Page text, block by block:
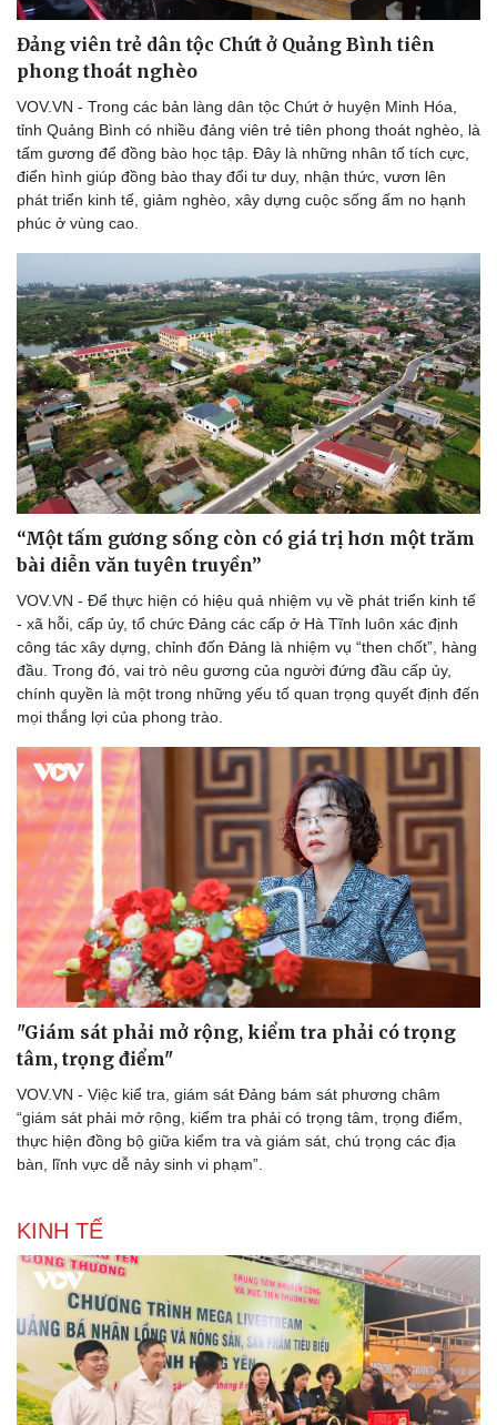
Thể thao
Bóng đá
Lịch thi đấu bóng đá
Thế giới thể thao
eSports
Hậu trường
Ô tô - Xe máy
Ô tô
Xe máy
Tư vấn
Đảng viên trẻ dân tộc Chứt ở Quảng Bình tiên
phong thoát nghèo
VOV.VN - Trong các bản làng dân tộc Chứt ở huyện Minh Hóa,
tỉnh Quảng Bình có nhiều đảng viên trẻ tiên phong thoát nghèo, là
tấm gương để đồng bào học tập. Đây là những nhân tố tích cực,
điển hình giúp đồng bào thay đổi tư duy, nhận thức, vươn lên
phát triển kinh tế, giảm nghèo, xây dựng cuộc sống ấm no hạnh
phúc ở vùng cao.
“Một tấm gương sống còn có giá trị hơn một trăm
bài diễn văn tuyên truyền”
VOV.VN - Để thực hiện có hiệu quả nhiệm vụ về phát triển kinh tế
- xã hỗi, cấp ủy, tổ chức Đảng các cấp ở Hà Tĩnh luôn xác định
công tác xây dựng, chỉnh đốn Đảng là nhiệm vụ “then chốt”, hàng
đầu. Trong đó, vai trò nêu gương của người đứng đầu cấp ủy,
chính quyền là một trong những yếu tố quan trọng quyết định đến
mọi thắng lợi của phong trào.
"Giám sát phải mở rộng, kiểm tra phải có trọng
tâm, trọng điểm"
VOV.VN - Việc kiể tra, giám sát Đảng bám sát phương châm
“giám sát phải mở rộng, kiểm tra phải có trọng tâm, trọng điểm,
thực hiện đồng bộ giữa kiểm tra và giám sát, chú trọng các địa
bàn, lĩnh vực dễ nảy sinh vi phạm”.
KINH TẾ